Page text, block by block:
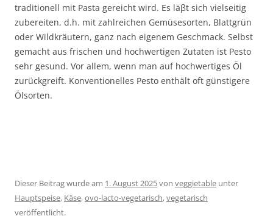
traditionell mit Pasta gereicht wird. Es läβt sich vielseitig
zubereiten, d.h. mit zahlreichen Gemüsesorten, Blattgrün
oder Wildkräutern, ganz nach eigenem Geschmack. Selbst
gemacht aus frischen und hochwertigen Zutaten ist Pesto
sehr gesund. Vor allem, wenn man auf hochwertiges Öl
zurückgreift. Konventionelles Pesto enthält oft günstigere
Ölsorten.
Dieser Beitrag wurde am 1. August 2025von veggietable unter
Hauptspeise, Käse,ovo-lacto-vegetarisch,vegetarisch
veröffentlicht.